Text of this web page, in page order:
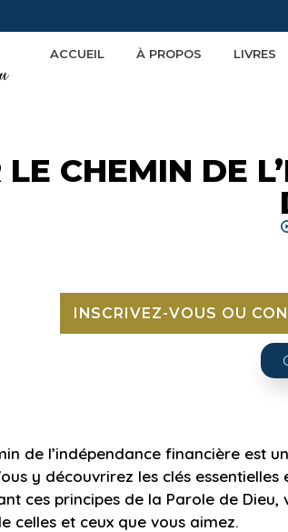
ACCUEIL À PROPOS LIVRES
LE CHEMIN DE
INSCRIVEZ-VOUS OU
de l’indépendance financière est
y découvrirez les clés
ces principes de la Parole de
celles et ceux que vous aimez.